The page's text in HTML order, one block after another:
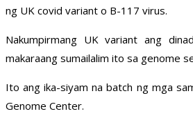
ng UK covid variant o B-117 virus.
Nakumpirmang UK variant ang
makaraang sumailalim ito sa genome
Ito ang ika-siyam na batch ng mga
Genome Center.